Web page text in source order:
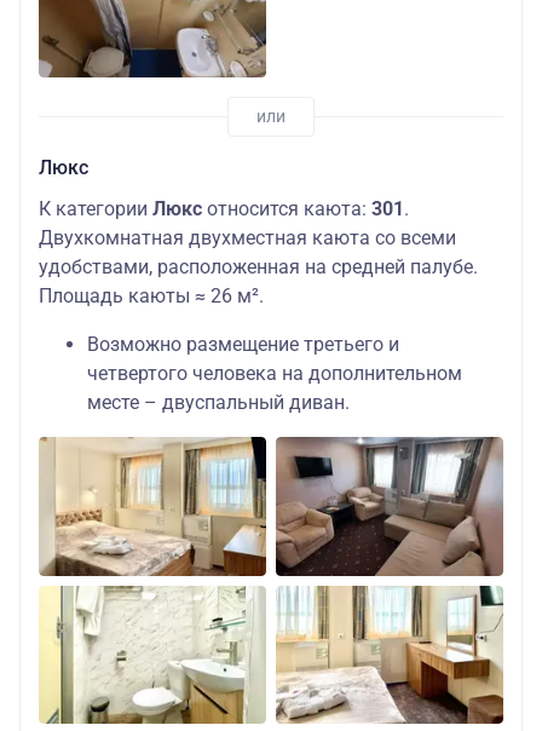
Люкс
К категории Люкс относится каюта: 301.
Двухкомнатная двухместная каюта со всеми
удобствами, расположенная на средней палубе.
Площадь каюты ≈ 26 м².
Возможно размещение третьего и
четвертого человека на дополнительном
месте – двуспальный диван.